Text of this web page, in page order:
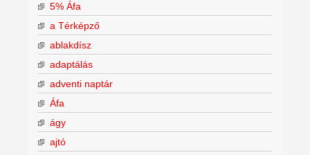
5% Áfa
a Térképző
ablakdísz
adaptálás
adventi naptár
Áfa
ágy
ajtó